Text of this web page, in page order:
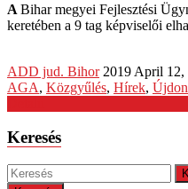
A Bihar megyei Fejlesztési
keretében a 9 tag képviselői
ADD jud. Bihor 2019 April 12,
AGA, Közgyűlés, Hírek,
Keresés